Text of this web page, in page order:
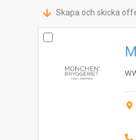
Skapa och skicka